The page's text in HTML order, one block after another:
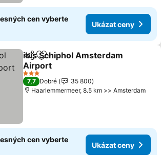
cen vyberte
Ukázat ceny
SdíletPřidat na seznam oblíbených
ibis Schiphol Amsterdam
Airport
3 Počet hvězdiček
7,7 Dobré
35 800
Haarlemmermeer, 8.5 km >> Amsterdam
cen vyberte
Ukázat ceny